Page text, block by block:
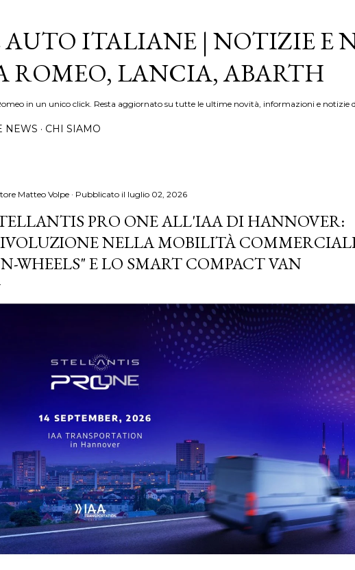
AUTO ITALIANE | NOTIZIE E
ROMEO, LANCIA, ABARTH
in un unico click. Resta aggiornato su tutte le ultime novità, informazioni e notizie
NEWS CHI SIAMO
Matteo Volpe Pubblicato il luglio 02, 2026
PRO ONE ALL'IAA DI HANNOVER:
NELLA MOBILITÀ
WHEELS" E LO SMART COMPACT VAN